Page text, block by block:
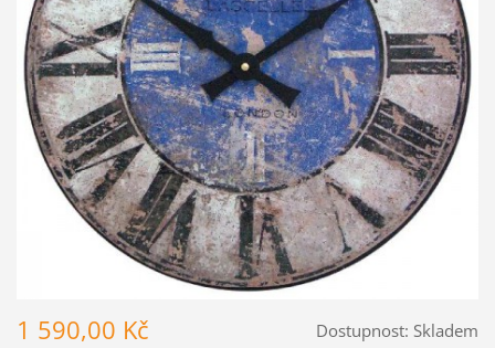
Dostupnost: Skladem
1 590,00 Kč